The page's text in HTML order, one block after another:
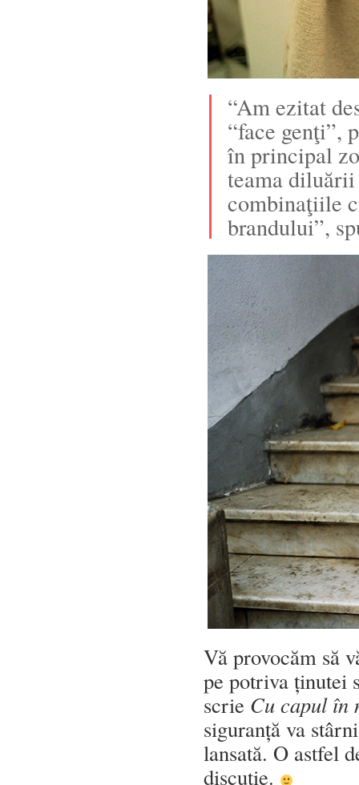
“Am ezitat
“face genţi”,
în principal
teama
combinaţiile
brandului”,
Vă provocăm să
pe potriva ținutei
scrie Cu capul în
siguranță va
lansată. O astfel
discuție.